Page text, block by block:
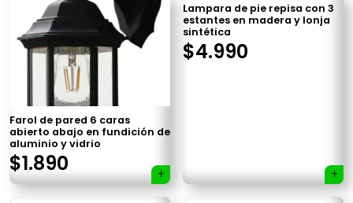
Farol de pared 6 caras
abierto abajo en fundición de
aluminio y vidrio
$1.890
Lampara de pie repisa con 3
estantes en madera y lonja
sintética
$4.990